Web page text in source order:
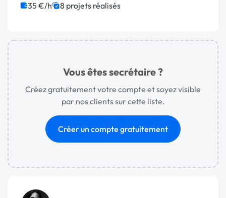
35 €/h 8 projets réalisés
Vous êtes secrétaire ?
Créez gratuitement votre compte et soyez visible
par nos clients sur cette liste.
Créer un compte gratuitement